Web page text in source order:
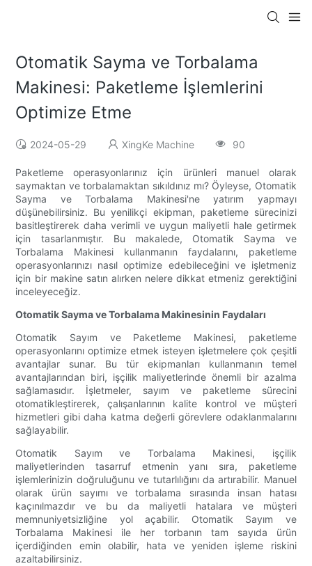
Otomatik Sayma ve Torbalama
Makinesi: Paketleme İşlemlerini
Optimize Etme
2024-05-29 XingKe Machine 90
Paketleme operasyonlarınız için ürünleri manuel olarak
saymaktan ve torbalamaktan sıkıldınız mı? Öyleyse, Otomatik
Sayma ve Torbalama Makinesi'ne yatırım yapmayı
düşünebilirsiniz. Bu yenilikçi ekipman, paketleme sürecinizi
basitleştirerek daha verimli ve uygun maliyetli hale getirmek
için tasarlanmıştır. Bu makalede, Otomatik Sayma ve
Torbalama Makinesi kullanmanın faydalarını, paketleme
operasyonlarınızı nasıl optimize edebileceğini ve işletmeniz
için bir makine satın alırken nelere dikkat etmeniz gerektiğini
inceleyeceğiz.
Otomatik Sayma ve Torbalama Makinesinin Faydaları
Otomatik Sayım ve Paketleme Makinesi, paketleme
operasyonlarını optimize etmek isteyen işletmelere çok çeşitli
avantajlar sunar. Bu tür ekipmanları kullanmanın temel
avantajlarından biri, işçilik maliyetlerinde önemli bir azalma
sağlamasıdır. İşletmeler, sayım ve paketleme sürecini
otomatikleştirerek, çalışanlarının kalite kontrol ve müşteri
hizmetleri gibi daha katma değerli görevlere odaklanmalarını
sağlayabilir.
Otomatik Sayım ve Torbalama Makinesi, işçilik
maliyetlerinden tasarruf etmenin yanı sıra, paketleme
işlemlerinizin doğruluğunu ve tutarlılığını da artırabilir. Manuel
olarak ürün sayımı ve torbalama sırasında insan hatası
kaçınılmazdır ve bu da maliyetli hatalara ve müşteri
memnuniyetsizliğine yol açabilir. Otomatik Sayım ve
Torbalama Makinesi ile her torbanın tam sayıda ürün
içerdiğinden emin olabilir, hata ve yeniden işleme riskini
azaltabilirsiniz.